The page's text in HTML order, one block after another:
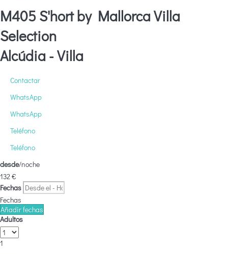
M405 S'hort by Mallorca Villa
Selection
Alcúdia -Villa
Contactar
WhatsApp
WhatsApp
Teléfono
Teléfono
desde/noche
132€
Fechas
Fechas
Añadir fechas
Adultos
1